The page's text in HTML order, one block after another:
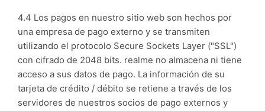
4.4 Los pagos en nuestro sitio web son hechos por
una empresa de pago externo y se transmiten
utilizando el protocolo Secure Sockets Layer ("SSL")
con cifrado de 2048 bits. realme no almacena ni tiene
acceso a sus datos de pago. La información de su
tarjeta de crédito / débito se retiene a través de los
servidores de nuestros socios de pago externos y